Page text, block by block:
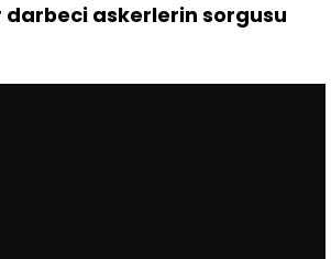
darbeci askerlerin sorgusu